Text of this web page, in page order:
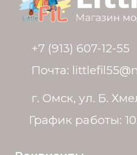
© Политика
ИНН 550405465730
ОГРНИП 321554300059311